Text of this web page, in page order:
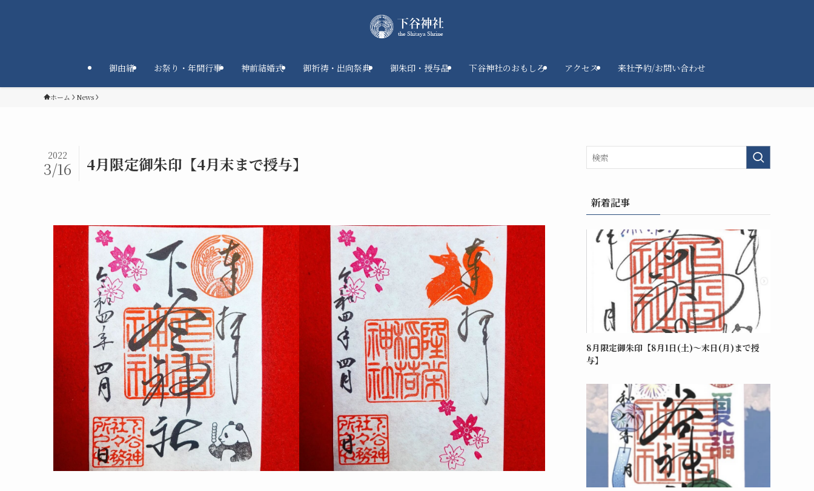
御由緒 お祭り・年間行事 神前結婚式 御祈祷・出向祭典 御朱印・授与品 下谷神社のおもしろ アクセス 来社予約/お問い合わせ
ホーム News
4月限定御朱印【4月末まで授与】
2022
3/16
新着記事
8月限定御朱印【8月1日(土)～末日(月)まで授
与】